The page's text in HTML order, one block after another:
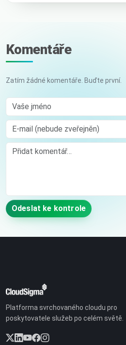
Komentáře
Zatím žádné komentáře. Buďte první.
Vaše jméno
E-mail (nebude zveřejněn)
Comment
Odeslat ke kontrole
Platforma svrchovaného cloudu pro
poskytovatele služeb po celém světě.